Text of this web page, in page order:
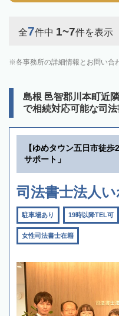
全7件中 1~7件を表示
各事務所の詳細情報とお問い合
島根 邑智郡川本町近
で相続対応可能な司
【ゆめタウン五日市徒
サポート」
司法書士法人
駐車場あり 19時以降TEL可
女性司法書士在籍